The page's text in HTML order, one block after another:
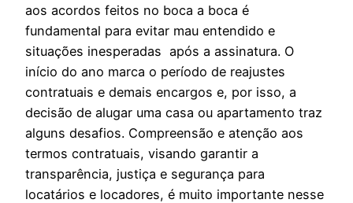
aos acordos feitos no boca a boca é
fundamental para evitar mau entendido e
situações inesperadas após a assinatura. O
início do ano marca o período de reajustes
contratuais e demais encargos e, por isso, a
decisão de alugar uma casa ou apartamento traz
alguns desafios. Compreensão e atenção aos
termos contratuais, visando garantir a
transparência, justiça e segurança para
locatários e locadores, é muito importante nesse